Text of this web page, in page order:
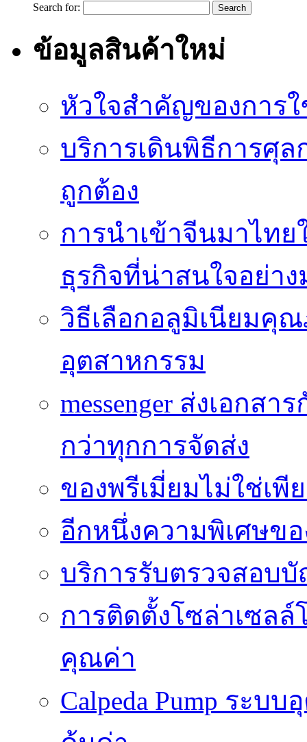
Search for:
ข้อมูลสินค้าใหม่
หัวใจสำคัญของการ
บริการเดินพิธีการศุล
ถูกต้อง
การนำเข้าจีนมาไท
ธุรกิจที่น่าสนใจอย่าง
วิธีเลือกอลูมิเนียมคุ
อุตสาหกรรม
messenger ส่งเอกส
กว่าทุกการจัดส่ง
ของพรีเมี่ยมไม่ใช่เพี
อีกหนึ่งความพิเศษข
บริการรับตรวจสอบ
การติดตั้งโซล่าเซลล์
คุณค่า
Calpeda Pump ระบ